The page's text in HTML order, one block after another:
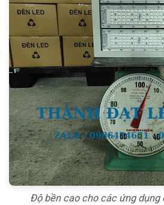
Độ bền cao cho các ứng dụng